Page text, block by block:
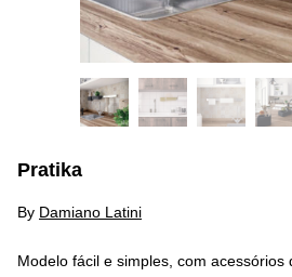
Pratika
By Damiano Latini
Modelo fácil e simples, com acessórios